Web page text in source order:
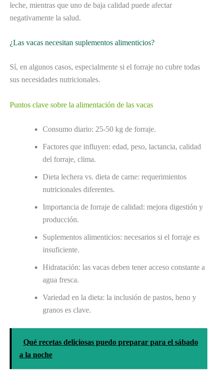
leche, mientras que uno de baja calidad puede afectar
negativamente la salud.
¿Las vacas necesitan suplementos alimenticios?
Sí, en algunos casos, especialmente si el forraje no cubre todas
sus necesidades nutricionales.
Puntos clave sobre la alimentación de las vacas
Consumo diario: 25-50 kg de forraje.
Factores que influyen: edad, peso, lactancia, calidad
del forraje, clima.
Dieta lechera vs. dieta de carne: requerimientos
nutricionales diferentes.
Importancia de forraje de calidad: mejora digestión y
producción.
Suplementos alimenticios: necesarios si el forraje es
insuficiente.
Hidratación: las vacas deben tener acceso constante a
agua fresca.
Variedad en la dieta: la inclusión de pastos, heno y
granos es clave.
Qué recetas deliciosas puedo preparar para el sábado
a la noche